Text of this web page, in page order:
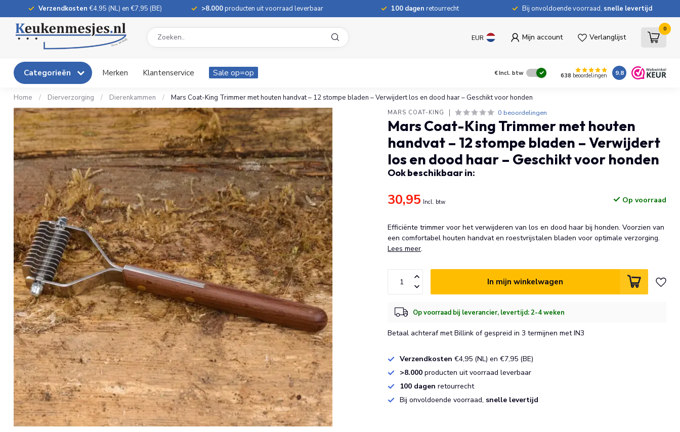
Verzendkosten €4,95 (NL) en €7,95 (BE) >8.000producten uit voorraad leverbaar 100 dagen retourrecht Bij onvoldoende voorraad, snelle levertijd
EUR Mijn account Verlanglijst
0
Categorieën Merken Klantenservice Sale op=op €Incl. btw 638 beoordelingen 9.8
Home / Dierverzorging / Dierenkammen / Mars Coat-King Trimmer met houten handvat – 12 stompe bladen – Verwijdert los en dood haar – Geschikt voor honden
MARS COAT-KING 0 beoordelingen
Mars Coat-King Trimmer met houten
handvat – 12 stompe bladen – Verwijdert
los en dood haar – Geschikt voor honden
Ook beschikbaar in:
30,95 Incl. btw Op voorraad
Efficiënte trimmer voor het verwijderen van los en dood haar bij honden. Voorzien van
een comfortabel houten handvat en roestvrijstalen bladen voor optimale verzorging.
Lees meer.
In mijn winkelwagen
Op voorraad bij leverancier, levertijd: 2-4 weken
Betaal achteraf met Billink of gespreid in 3 termijnen met IN3
Verzendkosten €4,95 (NL) en €7,95 (BE)
>8.000 producten uit voorraad leverbaar
100 dagenretourrecht
Bij onvoldoende voorraad, snelle levertijd